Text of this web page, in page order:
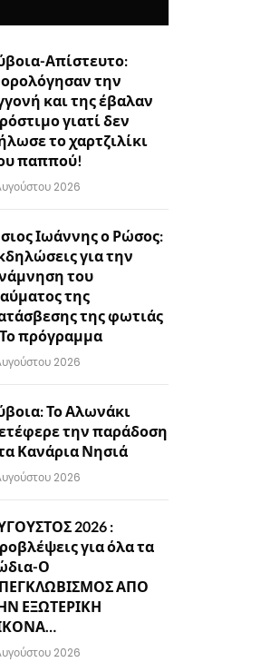
Απίστευτο:
την
και της έβαλαν
γιατί δεν
το χαρτζιλίκι
παππού!
2026
Ιωάννης ο Ρώσος:
για την
του
της
της φωτιάς
πρόγραμμα
2026
Το Αλωνάκι
την παράδοση
Κανάρια Νησιά
2026
2026 :
για όλα τα
Ο
ΑΠΟ
ΕΞΩΤΕΡΙΚΗ
2026